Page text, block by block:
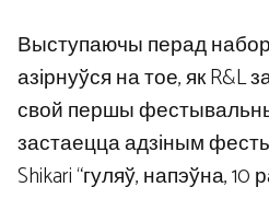
Выступаючы перад
азірнуўся на тое, як R&L
свой першы
застаецца адзіным
Shikari “гуляў, напэўна, 10